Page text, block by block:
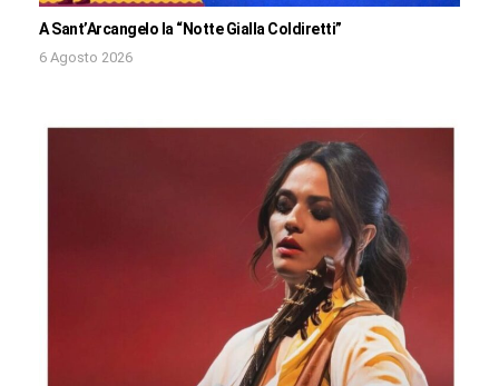
A Sant’Arcangelo la “Notte Gialla Coldiretti”
6 Agosto 2026